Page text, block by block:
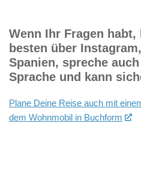
Wenn Ihr Fragen
besten über
Spanien, spreche
Sprache und kann
Plane Deine Reise auch mit
dem Wohnmobil in Buchform